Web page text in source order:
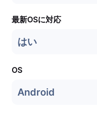
最新OSに対応
はい
OS
Android